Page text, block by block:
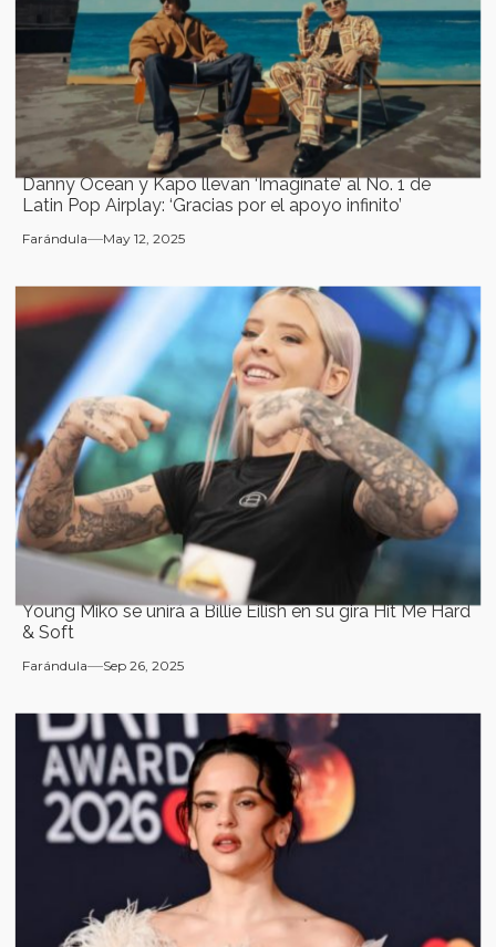
Danny Ocean y Kapo llevan ‘Imagínate’ al No. 1 de
Latin Pop Airplay: ‘Gracias por el apoyo infinito’
Farándula May 12, 2025
Young Miko se unirá a Billie Eilish en su gira Hit Me Hard
& Soft
Farándula Sep 26, 2025